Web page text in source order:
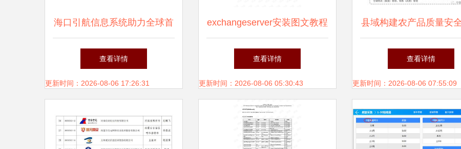
海口引航信息系统助力全球首
艘智能实训船“新红专”轮安全
靠泊
查看详情
更新时间：2026-08-06 17:26:31
exchangeserver安装图文教程
系统集成文档类资源 csdn下
载
查看详情
更新时间：2026-08-06 05:30:43
县域构建农产品质量安
及追溯体系的实践路径
海口信息系统集成服务为
查看详情
更新时间：2026-08-06 07:55:09